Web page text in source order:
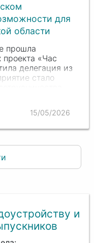
для
области
прошла
проекта «Час
делегация из
стало
15/05/2026
и